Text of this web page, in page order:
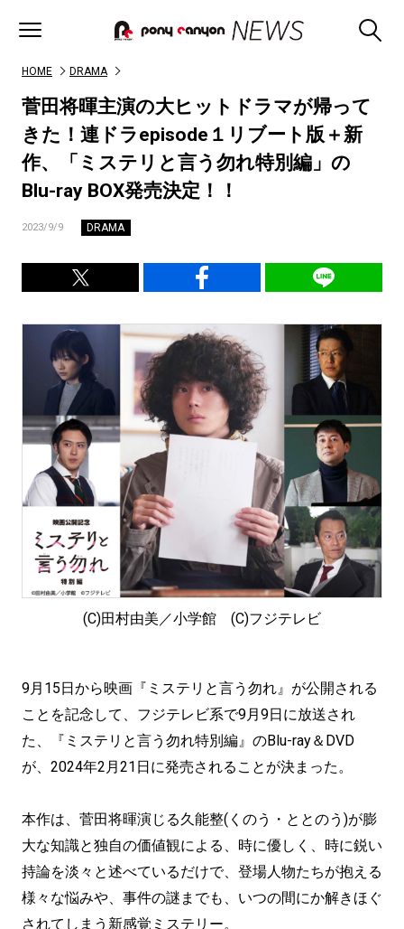
HOME DRAMA
菅田将暉主演の大ヒットドラマが帰って
きた！連ドラepisode１リブート版＋新
作、「ミステリと言う勿れ特別編」の
Blu-ray BOX発売決定！！
2023/9/9 DRAMA
(C)田村由美／小学館 (C)フジテレビ
9月15日から映画『ミステリと言う勿れ』が公開される
ことを記念して、フジテレビ系で9月9日に放送され
た、『ミステリと言う勿れ特別編』のBlu-ray＆DVD
が、2024年2月21日に発売されることが決まった。
本作は、菅田将暉演じる久能整(くのう・ととのう)が膨
大な知識と独自の価値観による、時に優しく、時に鋭い
持論を淡々と述べているだけで、登場人物たちが抱える
様々な悩みや、事件の謎までも、いつの間にか解きほぐ
されてしまう新感覚ミステリー。